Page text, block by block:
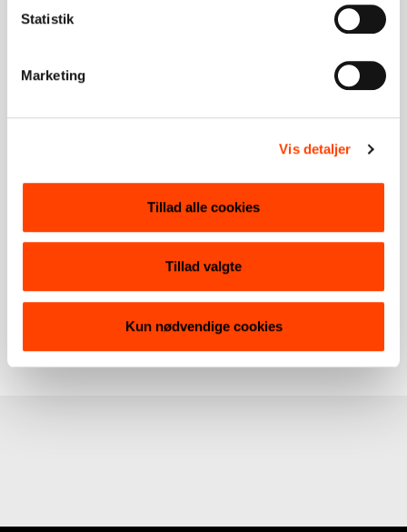
Statistik
Marketing
Vis detaljer
Tillad alle cookies
Tillad valgte
Kun nødvendige cookies
du vil bruge 30 sekunder på at besvare dem.
WiFive mellemtrin
undervisningsmateriale